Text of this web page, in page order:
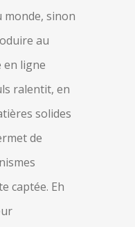
monde, sinon
au
en ligne
ralentit, en
solides
de
captée. Eh